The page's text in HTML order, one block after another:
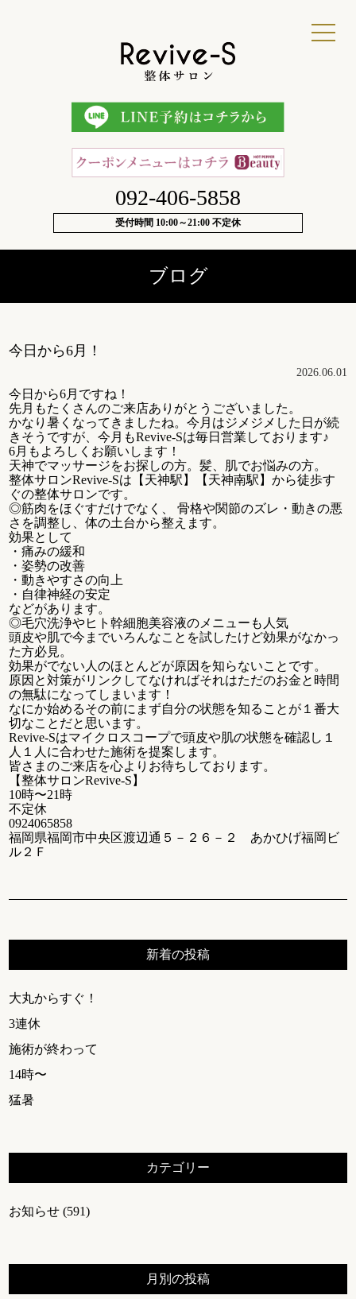
092-406-5858
受付時間 10:00～21:00 不定休
ブログ
今日から6月！
2026.06.01
今日から6月ですね！
先月もたくさんのご来店ありがとうございました。
かなり暑くなってきましたね。今月はジメジメした日が続
きそうですが、今月もRevive-Sは毎日営業しております♪
6月もよろしくお願いします！
天神でマッサージをお探しの方。髪、肌でお悩みの方。
整体サロンRevive-Sは【天神駅】【天神南駅】から徒歩す
ぐの整体サロンです。
◎筋肉をほぐすだけでなく、 骨格や関節のズレ・動きの悪
さを調整し、体の土台から整えます。
効果として
・痛みの緩和
・姿勢の改善
・動きやすさの向上
・自律神経の安定
などがあります。
◎毛穴洗浄やヒト幹細胞美容液のメニューも人気
頭皮や肌で今までいろんなことを試したけど効果がなかっ
た方必見。
効果がでない人のほとんどが原因を知らないことです。
原因と対策がリンクしてなければそれはただのお金と時間
の無駄になってしまいます！
なにか始めるその前にまず自分の状態を知ることが１番大
切なことだと思います。
Revive-Sはマイクロスコープで頭皮や肌の状態を確認し１
人１人に合わせた施術を提案します。
皆さまのご来店を心よりお待ちしております。
【整体サロンRevive-S】
10時〜21時
不定休
0924065858
福岡県福岡市中央区渡辺通５－２６－２ あかひげ福岡ビ
ル２Ｆ
新着の投稿
大丸からすぐ！
3連休
施術が終わって
14時〜
猛暑
カテゴリー
お知らせ (591)
月別の投稿